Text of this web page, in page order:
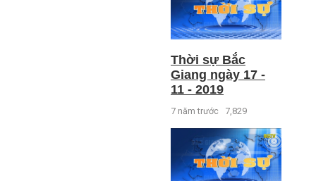
Thời sự Bắc
Giang ngày 17 -
11 - 2019
7 năm trước 7,829